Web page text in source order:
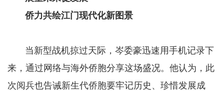
侨力共绘江门现代化新图景
​​​​​​​ 当新型战机掠过天际，岑委豪迅速用手机记录下
来，通过网络与海外侨胞分享这场盛况。他认为，此
次阅兵也告诫新生代侨胞要牢记历史、珍惜发展成